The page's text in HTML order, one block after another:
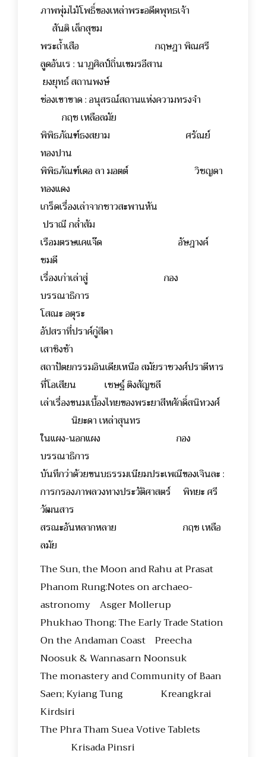
ภาพพุ่มไม้โพธิ์ของเหล่าพระอดีตพุทธเจ้า
สันติ เล็กสุขม
พระถ้ำเสือ กฤษฎา พิณศรี
ลูดอันเร : นาฏศิลป์ถิ่นเขมรอีสาน
ยงยุทธ์ สถานพงษ์
ช่องเขาขาด : อนุสรณ์สถานแห่งความทรงจำ
กฤช เหลือลมัย
พิพิธภัณฑ์ธงสยาม ศรัณย์
ทองปาน
พิพิธภัณฑ์เดอ ลา มอตต์ วิชญดา
ทองแดง
เกร็ดเรื่องเล่าจากชาวสะพานหัน
ปราณี กล่ำส้ม
เรือมตรษแคแจ๊ด อัษฎางค์
ชมดี
เรื่องเก่าเล่าสู่ กอง
บรรณาธิการ
โสณะ อตุระ
อัปสราที่ปราค์กู่สีดา
เสาชิงช้า
สถาปัตยกรรมอินเดียเหนือ สมัยราชวงศ์ปราตีหาร
ที่โอเสียน เชษฐ์ ติงสัญชลี
เล่าเรื่องขนมเบื้องไทยของพระยาสีหศักดิ์สนิทวงศ์
นิยะดา เหล่าสุนทร
ในแผง-นอกแผง กอง
บรรณาธิการ
บันทึกว่าด้วยขนบธรรมเนียมประเพณีของเจินละ :
การกรองภาพลวงทางประวัติศาสตร์ พิทยะ ศรี
วัฒนสาร
สรณะอันหลากหลาย กฤช เหลือ
ลมัย
The Sun, the Moon and Rahu at Prasat
Phanom Rung:Notes on archaeo-
astronomy Asger Mollerup
Phukhao Thong: The Early Trade Station
On the Andaman Coast Preecha
Noosuk & Wannasarn Noonsuk
The monastery and Community of Baan
Saen; Kyiang Tung Kreangkrai
Kirdsiri
The Phra Tham Suea Votive Tablets
Krisada Pinsri